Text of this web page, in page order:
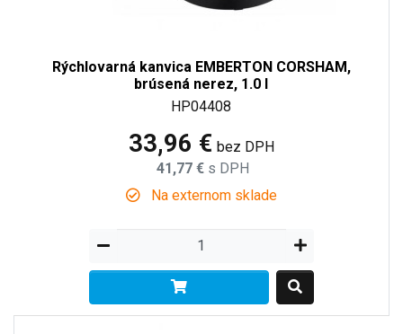
Rýchlovarná kanvica EMBERTON CORSHAM,
brúsená nerez, 1.0 l
HP04408
33,96 € bez DPH
41,77 € s DPH
Na externom sklade